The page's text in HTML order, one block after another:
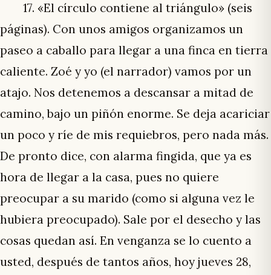
17. «El círculo contiene al triángulo» (seis
páginas). Con unos amigos organizamos un
paseo a caballo para llegar a una finca en tierra
caliente. Zoé y yo (el narrador) vamos por un
atajo. Nos detenemos a descansar a mitad de
camino, bajo un piñón enorme. Se deja acariciar
un poco y ríe de mis requiebros, pero nada más.
De pronto dice, con alarma fingida, que ya es
hora de llegar a la casa, pues no quiere
preocupar a su marido (como si alguna vez le
hubiera preocupado). Sale por el desecho y las
cosas quedan así. En venganza se lo cuento a
usted, después de tantos años, hoy jueves 28,